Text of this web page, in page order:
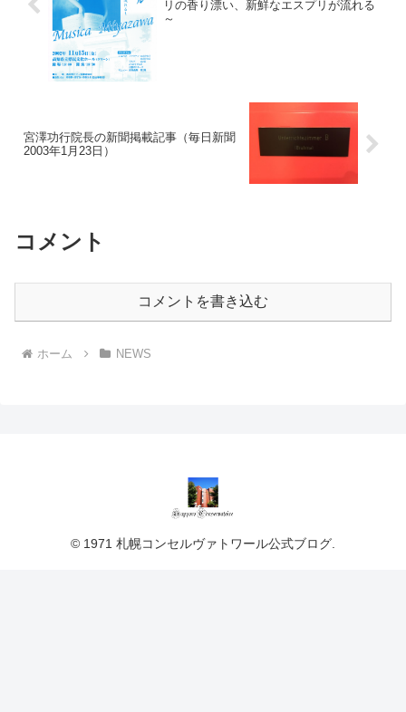
リの香り漂い、新鮮なエスプリが流れる
～
宮澤功行院長の新聞掲載記事（毎日新聞
2003年1月23日）
コメント
コメントを書き込む
ホーム NEWS
© 1971 札幌コンセルヴァトワール公式ブログ.